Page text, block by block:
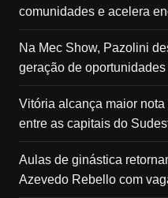
comunidades e acelera
Na Mec Show, Pazolini
geração de oportunidades
Vitória alcança maior
entre as capitais do
Aulas de ginástica
Azevedo Rebello com